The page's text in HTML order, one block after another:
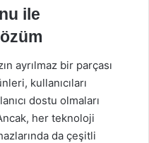
ile
ayrılmaz bir parçası
kullanıcıları
dostu olmaları
her teknoloji
da çeşitli